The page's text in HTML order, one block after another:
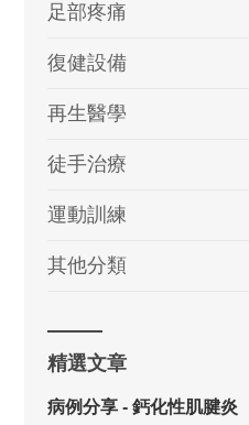
足部疼痛
復健設備
再生醫學
徒手治療
運動訓練
其他分類
精選文章
病例分享 - 鈣化性肌腱炎